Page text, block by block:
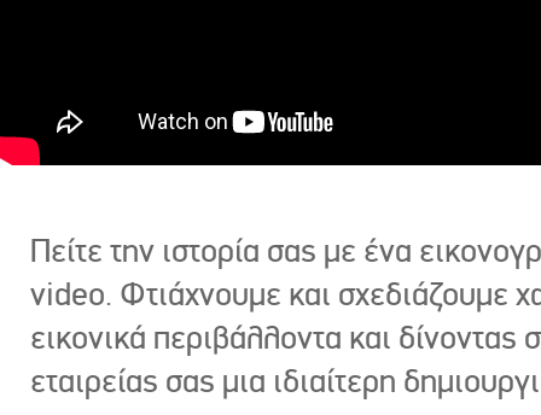
Πείτε την ιστορία σας με ένα
video. Φτιάχνουμε και σχεδιάζουμε
εικονικά περιβάλλοντα και δίνοντας
εταιρείας σας μια ιδιαίτερη